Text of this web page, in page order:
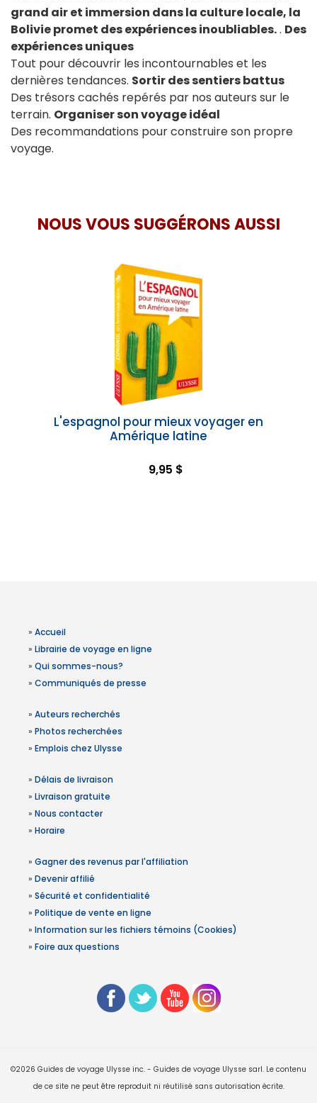
grand air et immersion dans la culture locale, la
Bolivie promet des expériences inoubliables.. Des
expériences uniques
Tout pour découvrir les incontournables et les
dernières tendances. Sortir des sentiers battus
Des trésors cachés repérés par nos auteurs sur le
terrain. Organiser son voyage idéal
Des recommandations pour construire son propre
voyage.
NOUS VOUS SUGGÉRONS AUSSI
L'espagnol pour mieux voyager en
Amérique latine
9,95 $
» Accueil
» Librairie de voyage en ligne
» Qui sommes-nous?
» Communiqués de presse
» Auteurs recherchés
» Photos recherchées
» Emplois chez Ulysse
» Délais de livraison
» Livraison gratuite
» Nous contacter
» Horaire
» Gagner des revenus par l'affiliation
» Devenir affilié
» Sécurité et confidentialité
» Politique de vente en ligne
» Information sur les fichiers témoins (Cookies)
» Foire aux questions
©2026 Guides de voyage Ulysse inc. - Guides de voyage Ulysse sarl. Le contenu
de ce site ne peut être reproduit ni réutilisé sans autorisation écrite.